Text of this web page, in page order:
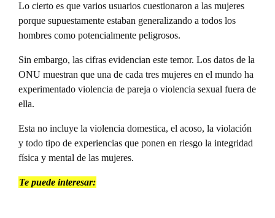
Lo cierto es que varios usuarios cuestionaron a las mujeres
porque supuestamente estaban generalizando a todos los
hombres como potencialmente peligrosos.
Sin embargo, las cifras evidencian este temor. Los datos de la
ONU muestran que una de cada tres mujeres en el mundo ha
experimentado violencia de pareja o violencia sexual fuera de
ella.
Esta no incluye la violencia domestica, el acoso, la violación
y todo tipo de experiencias que ponen en riesgo la integridad
física y mental de las mujeres.
Te puede interesar: